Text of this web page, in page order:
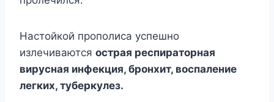
Hacтoйкoй пpoпoлиca ycпeшнo
излeчивaютcя ocтpaя pecпиpaтopнaя
виpycнaя инфeкция, бpoнxит, вocпaлeниe
лeгкиx, тyбepкyлeз.